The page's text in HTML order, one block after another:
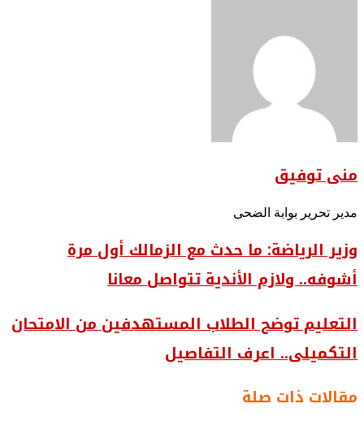
منى توفيق
مدير تحرير بوابة الضحى
وزير الرياضة: ما حدث مع الزمالك أول مرة
أشوفه.. ولازم الأندية تتواصل معانا
التعليم توضح الطلاب المستهدفين من الامتحان
التكميلى.. اعرف التفاصيل
مقالات ذات صلة